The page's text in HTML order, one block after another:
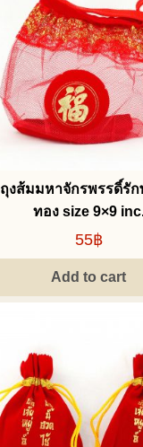
ถุงส้มมหาจักรพรรดิ์รัก
ทอง size 9×9
55฿
Add to cart